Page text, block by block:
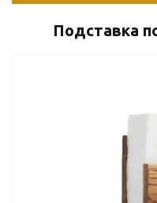
Подставка